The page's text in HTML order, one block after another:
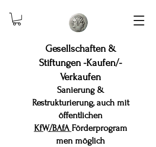
Gesellschaften &
Stiftungen -Kaufen/-
Verkaufen
Sanierung &
Restrukturierung, auch mit
öffentlichen
KfW/BAfAFörderprogram
men möglich